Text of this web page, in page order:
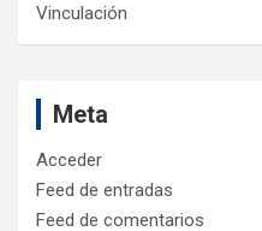
Vinculación
Meta
Acceder
Feed de entradas
Feed de comentarios